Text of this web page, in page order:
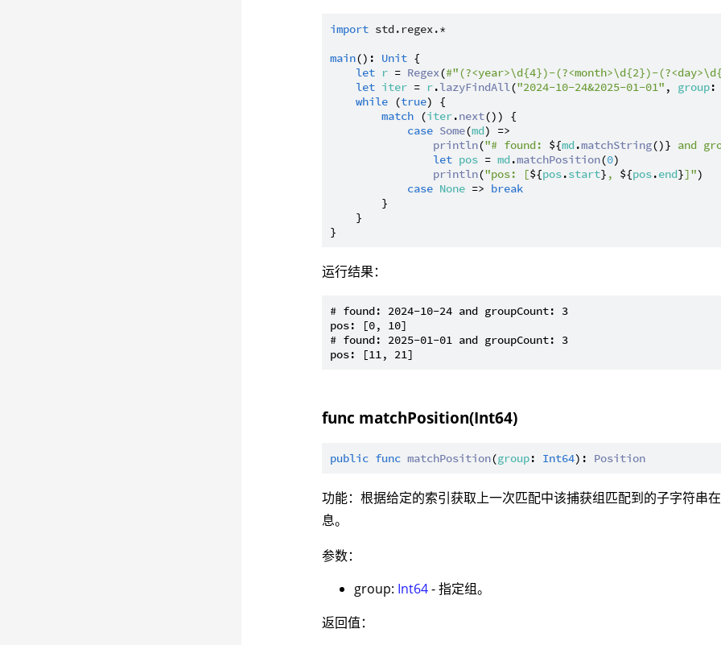
import std.regex.*
main(): Unit {
let r = Regex(#"(?<year>\d{4})-(?<month>\d{2})-
let iter = r.lazyFindAll("2024-10-24&2025-01-01" , group:
while (true) {
match (iter.next()) {
case Some(md) =>
println("# found: ${md.matchString()} and
let pos = md.matchPosition(0)
println("pos: [${pos.start} , ${pos.end}]")
case None => break
        }
    }
运行结果：
# found: 2024-10-24 and groupCount: 3
pos: [0, 10]
# found: 2025-01-01 and groupCount: 3
func matchPosition(Int64)
public func matchPosition(group: Int64): Position
功能：根据给定的索引获取上一次匹配中该捕获组匹配到的子字符串
息。
参数：
group: Int64- 指定组。
返回值：